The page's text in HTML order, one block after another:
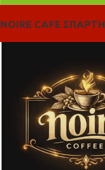
NOIRE CAFE ΣΠΑΡΤΗ